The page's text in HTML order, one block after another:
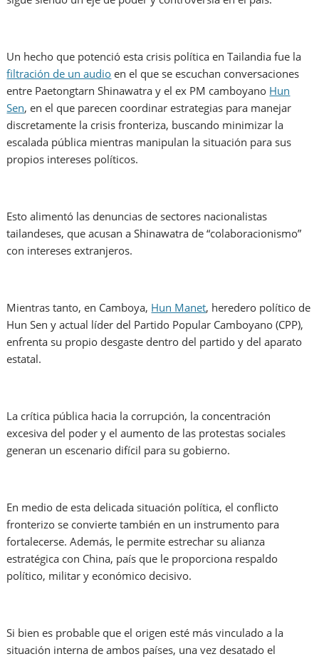
Un hecho que potenció esta crisis política en Tailandia fue la
filtración de un audio en el que se escuchan conversaciones
entre Paetongtarn Shinawatra y el ex PM camboyano Hun
Sen, en el que parecen coordinar estrategias para manejar
discretamente la crisis fronteriza, buscando minimizar la
escalada pública mientras manipulan la situación para sus
propios intereses políticos.
Esto alimentó las denuncias de sectores nacionalistas
tailandeses, que acusan a Shinawatra de “colaboracionismo”
con intereses extranjeros.
Mientras tanto, en Camboya, Hun Manet, heredero político de
Hun Sen y actual líder del Partido Popular Camboyano (CPP),
enfrenta su propio desgaste dentro del partido y del aparato
estatal.
La crítica pública hacia la corrupción, la concentración
excesiva del poder y el aumento de las protestas sociales
generan un escenario difícil para su gobierno.
En medio de esta delicada situación política, el conflicto
fronterizo se convierte también en un instrumento para
fortalecerse. Además, le permite estrechar su alianza
estratégica con China, país que le proporciona respaldo
político, militar y económico decisivo.
Si bien es probable que el origen esté más vinculado a la
situación interna de ambos países, una vez desatado el